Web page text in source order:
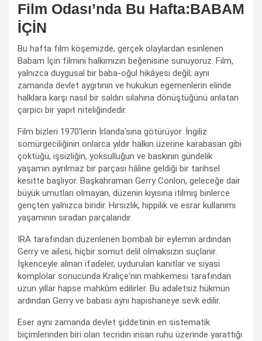
Film Odası’nda Bu Hafta:BABAM
İÇİN
Bu hafta film köşemizde, gerçek olaylardan esinlenen
Babam İçin filmini halkımızın beğenisine sunuyoruz. Film,
yalnızca duygusal bir baba-oğul hikâyesi değil; aynı
zamanda devlet aygıtının ve hukukun egemenlerin elinde
halklara karşı nasıl bir saldırı silahına dönüştüğünü anlatan
çarpıcı bir yapıt niteliğindedir.
Film bizleri 1970'lerin İrlanda'sına götürüyor. İngiliz
sömürgeciliğinin onlarca yıldır halkın üzerine karabasan gibi
çöktüğü, işsizliğin, yoksulluğun ve baskının gündelik
yaşamın ayrılmaz bir parçası hâline geldiği bir tarihsel
kesitte başlıyor. Başkahraman Gerry Conlon, geleceğe dair
büyük umutları olmayan, düzenin kıyısına itilmiş binlerce
gençten yalnızca biridir. Hırsızlık, hippilik ve esrar kullanımı
yaşamının sıradan parçalarıdır.
IRA tarafından düzenlenen bombalı bir eylemin ardından
Gerry ve ailesi, hiçbir somut delil olmaksızın suçlanır.
İşkenceyle alınan ifadeler, uydurulan kanıtlar ve siyasi
komplolar sonucunda Kraliçe'nin mahkemesi tarafından
uzun yıllar hapse mahkûm edilirler. Bu adaletsiz hükmün
ardından Gerry ve babası aynı hapishaneye sevk edilir.
Eser aynı zamanda devlet şiddetinin en sistematik
biçimlerinden biri olan tecridin insan ruhu üzerinde yarattığı